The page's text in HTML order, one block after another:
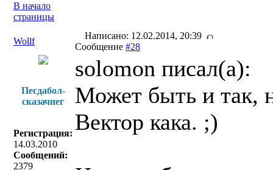
В начало
страницы
Wollf
Написано: 12.02.2014, 20:39
Сообщение #28
Песдабол-
сказачнег
Регистрация:
14.03.2010
Сообщений:
2379
solomon писал(a):
Может быть и так,
Вектор кака. ;)